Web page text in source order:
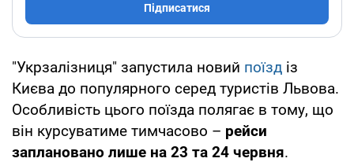
Підписатися
"Укрзалізниця" запустила новий поїзд із
Києва до популярного серед туристів Львова.
Особливість цього поїзда полягає в тому, що
він курсуватиме тимчасово – рейси
заплановано лише на 23 та 24 червня.